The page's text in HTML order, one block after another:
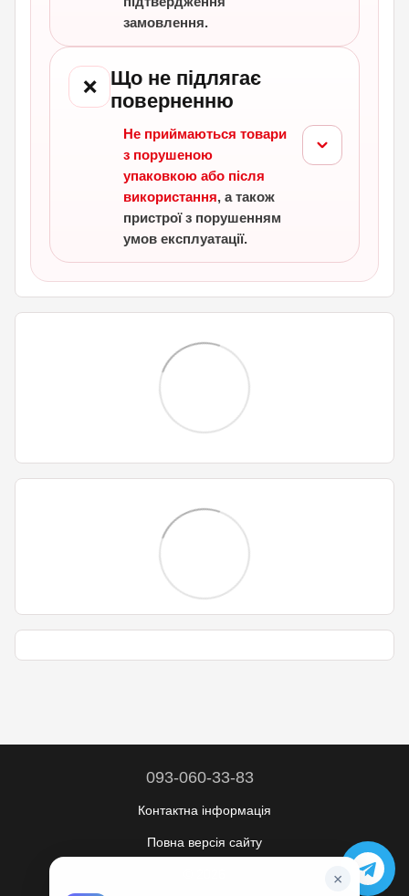
замовлення.
❌
Що не підлягає
поверненню
Не приймаються товари
з порушеною
упаковкою або після
використання, а також
пристрої з порушенням
умов експлуатації.
093-060-33-83
Контактна інформація
Повна версія сайту
×